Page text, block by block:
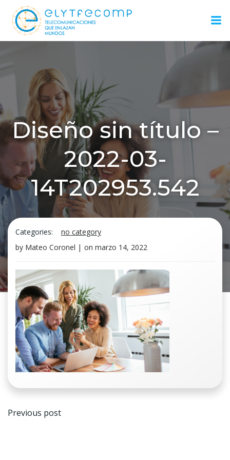
al
Diseño sin título –
2022-03-
14T202953.542
Categories:
no category
by Mateo Coronel | on marzo 14, 2022
Navegación
Previous post